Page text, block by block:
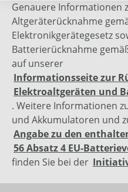
Genauere Informationen
Altgeräterücknahme
Elektronikgerätegesetz
Batterierücknahme
auf unserer
Informationsseite zur
Elektroaltgeräten und
. Weitere Informationen
und Akkumulatoren und
Angabe zu den
56 Absatz 4 EU-
finden Sie bei der